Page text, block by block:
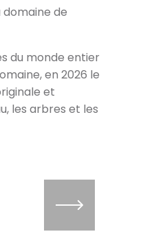
de
du monde entier
en 2026 le
et
les arbres et les